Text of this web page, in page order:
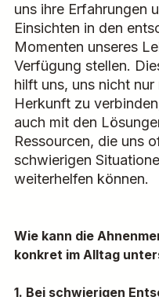
uns ihre Erfahrungen
Einsichten in den
Momenten unseres
Verfügung stellen.
hilft uns, uns nicht nur
Herkunft zu
auch mit den
Ressourcen, die uns
schwierigen
weiterhelfen können.
Wie kann die
konkret im Alltag
1. Bei schwierigen